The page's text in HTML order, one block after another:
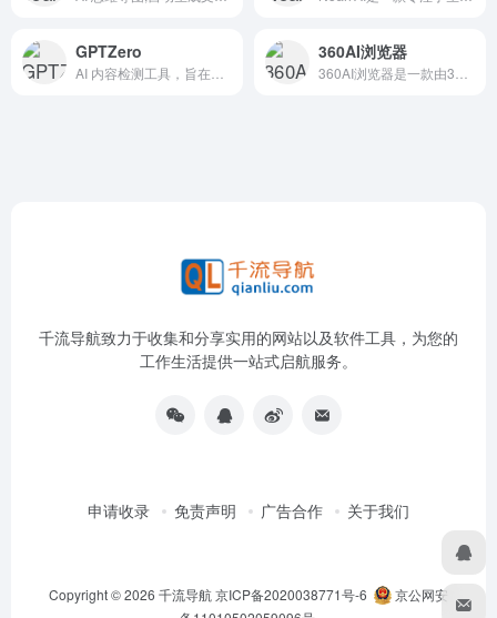
GPTZero 360AI浏览器
千流导航致力于收集和分享实用的网站以及软件工具，为您的
工作生活提供一站式启航服务。
申请收录 免责声明 广告合作 关于我们
Copyright © 2026 千流导航京ICP备2020038771号-6
京公网安